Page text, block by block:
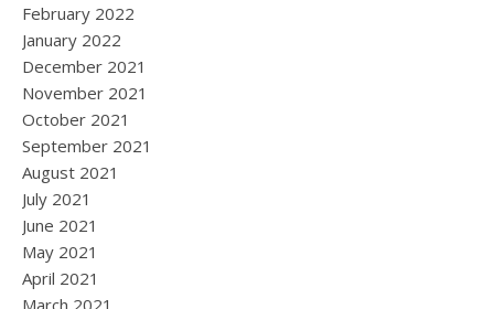
February 2022
January 2022
December 2021
November 2021
October 2021
September 2021
August 2021
July 2021
June 2021
May 2021
April 2021
March 2021